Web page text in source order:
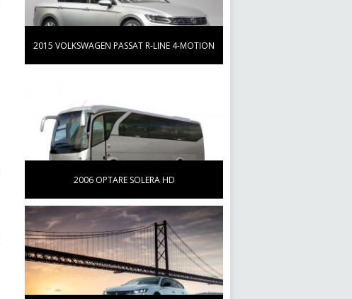
2015 VOLKSWAGEN PASSAT R-LINE 4-MOTION
2006 OPTARE SOLERA HD